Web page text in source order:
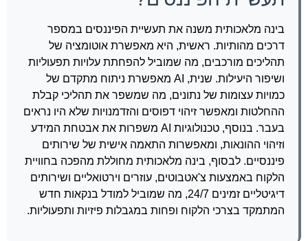
בינה מלאכותית משנה את תעשיית הפיננסים במספר
דרכים מהותיות. ראשית, היא מאפשרת אוטומציה של
תהליכים מורכבים, מה שמוביל להפחתת עלויות תפעוליות
ושיפור היעילות. שנית, AI מאפשרת ניתוח מתקדם של
כמויות עצומות של נתונים, מה שמשפר את תהליכי קבלת
ההחלטות ומאפשר זיהוי דפוסים והזדמנויות שלא היו נראים
בעבר. בנוסף, טכנולוגיות AI משפרות את אבטחת המידע
וזיהוי ההונאות, ומאפשרות התאמה אישית של שירותים
פיננסיים. לבסוף, בינה מלאכותית מחוללת מהפכה בחוויית
הלקוח באמצעות צ'אטבוטים, עוזרים וירטואליים ושירותים
דיגיטליים זמינים 24/7, מה שמוביל למודל בנקאות חדש
המתמקד בצרכי הלקוח ופחות במגבלות פיזיות ותפעוליות.